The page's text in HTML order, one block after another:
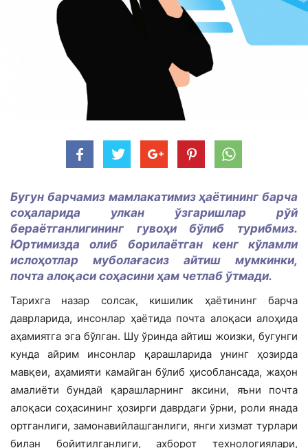
Бугун барчамиз мамлакатимиз ҳаётининг барча
соҳаларида улкан ўзгаришлар рўй
бераётганлигининг гувоҳи бўлиб турибмиз.
Юртимизда олиб борилаётган кенг кўламли
ислоҳотлар муболағасиз айтиш мумкинки,
почта алоқаси соҳасини ҳам четлаб ўтмади.
Тарихга назар солсак, кишилик ҳаётининг барча
даврларида, инсонлар ҳаётида почта алоқаси алоҳида
аҳамиятга эга бўлган. Шу ўринда айтиш жоизки, бугунги
кунда айрим инсонлар қарашларида унинг ҳозирда
мавқеи, аҳамияти камайган бўлиб ҳисоблансада, жаҳон
амалиёти бундай қарашларнинг аксини, яъни почта
алоқаси соҳасининг ҳозирги даврдаги ўрни, роли янада
ортганлиги, замонавийлашганлиги, янги хизмат турлари
билан бойитилганлиги, ахборот технологиялари,